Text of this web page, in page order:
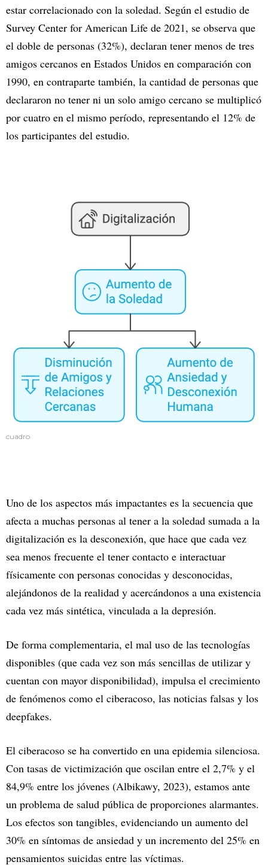
estar correlacionado con la soledad. Según el estudio de
Survey Center for American Life de 2021, se observa que
el doble de personas (32%), declaran tener menos de tres
amigos cercanos en Estados Unidos en comparación con
1990, en contraparte también, la cantidad de personas que
declararon no tener ni un solo amigo cercano se multiplicó
por cuatro en el mismo período, representando el 12% de
los participantes del estudio.
cuadro
Uno de los aspectos más impactantes es la secuencia que
afecta a muchas personas al tener a la soledad sumada a la
digitalización es la desconexión, que hace que cada vez
sea menos frecuente el tener contacto e interactuar
físicamente con personas conocidas y desconocidas,
alejándonos de la realidad y acercándonos a una existencia
cada vez más sintética, vinculada a la depresión.
De forma complementaria, el mal uso de las tecnologías
disponibles (que cada vez son más sencillas de utilizar y
cuentan con mayor disponibilidad), impulsa el crecimiento
de fenómenos como el ciberacoso, las noticias falsas y los
deepfakes.
El ciberacoso se ha convertido en una epidemia silenciosa.
Con tasas de victimización que oscilan entre el 2,7% y el
84,9% entre los jóvenes (Albikawy, 2023), estamos ante
un problema de salud pública de proporciones alarmantes.
Los efectos son tangibles, evidenciando un aumento del
30% en síntomas de ansiedad y un incremento del 25% en
pensamientos suicidas entre las víctimas.